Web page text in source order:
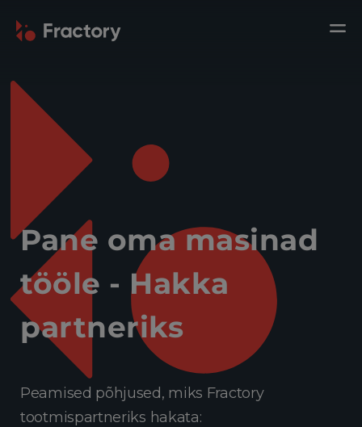
Pane oma masinad
tööle - Hakka
partneriks
Peamised põhjused, miks Fractory
tootmispartneriks hakata: